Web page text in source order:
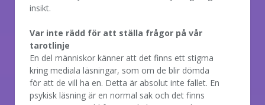
insikt.
Var inte rädd för att ställa frågor på vår
tarotlinje
En del människor känner att det finns ett stigma
kring mediala läsningar, som om de blir dömda
för att de vill ha en. Detta är absolut inte fallet. En
psykisk läsning är en normal sak och det finns